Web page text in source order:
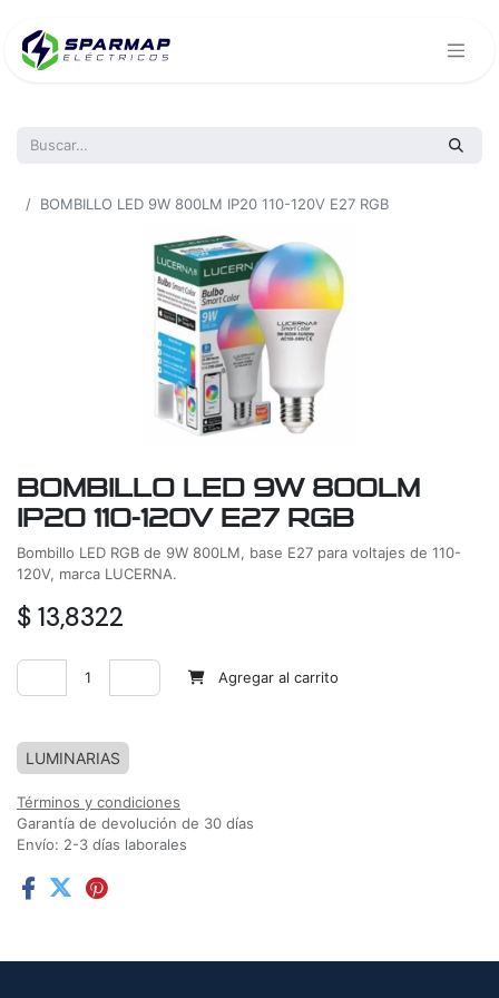
BOMBILLO LED 9W 800LM IP20 110-120V E27 RGB
BOMBILLO LED 9W 800LM
IP20 110-120V E27 RGB
Bombillo LED RGB de 9W 800LM, base E27 para voltajes de 110-
120V, marca LUCERNA.
$ 13,8322
Agregar al carrito
LUMINARIAS
Términos y condiciones
Garantía de devolución de 30 días
Envío: 2-3 días laborales